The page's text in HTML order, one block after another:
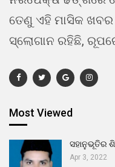
ତେଣୁ ଏହି ମାସିକ
ସ୍ଲୋଗାନ ରହିଛି,
Most Viewed
ସହାନୁଭୂତିର
Apr 3, 2022